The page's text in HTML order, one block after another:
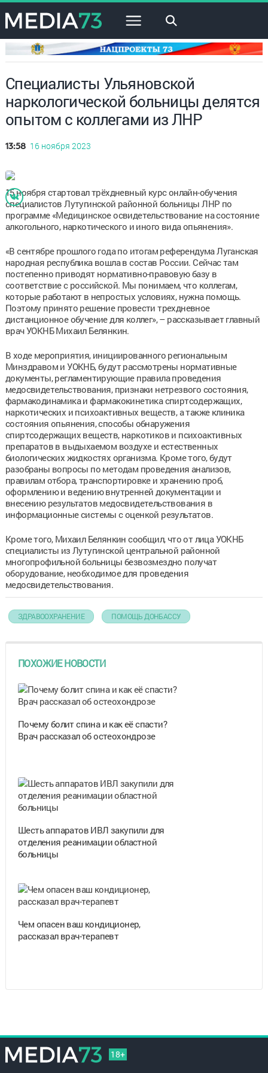
×
Специалисты Ульяновской
наркологической больницы делятся
опытом с коллегами из ЛНР
13:58 16 ноября 2023
15 ноября стартовал трёхдневный курс онлайн-обучения
специалистов Лутугинской районной больницы ЛНР по
программе «Медицинское освидетельствование на состояние
алкогольного, наркотического и иного вида опьянения».
«В сентябре прошлого года по итогам референдума Луганская
народная республика вошла в состав России. Сейчас там
постепенно приводят нормативно-правовую базу в
соответствие с российской. Мы понимаем, что коллегам,
которые работают в непростых условиях, нужна помощь.
Поэтому принято решение провести трехдневное
дистанционное обучение для коллег», – рассказывает главный
врач УОКНБ Михаил Белянкин.
В ходе мероприятия, инициированного региональным
Минздравом и УОКНБ, будут рассмотрены нормативные
документы, регламентирующие правила проведения
медосвидетельствования, признаки нетрезвого состояния,
фармакодинамика и фармакокинетика спиртсодержащих,
наркотических и психоактивных веществ, а также клиника
состояния опьянения, способы обнаружения
спиртсодержащих веществ, наркотиков и психоактивных
препаратов в выдыхаемом воздухе и естественных
биологических жидкостях организма. Кроме того, будут
разобраны вопросы по методам проведения анализов,
правилам отбора, транспортировке и хранению проб,
оформлению и ведению внутренней документации и
внесению результатов медосвидетельствования в
информационные системы с оценкой результатов.
Кроме того, Михаил Белянкин сообщил, что от лица УОКНБ
специалисты из Лутугинской центральной районной
многопрофильной больницы безвозмездно получат
оборудование, необходимое для проведения
медосвидетельствования.
ЗДРАВООХРАНЕНИЕ ПОМОЩЬ ДОНБАССУ
ПОХОЖИЕ НОВОСТИ
Почему болит спина и как её спасти?
Врач рассказал об остеохондрозе
Шесть аппаратов ИВЛ закупили для
отделения реанимации областной
больницы
Чем опасен ваш кондиционер,
рассказал врач-терапевт
18+